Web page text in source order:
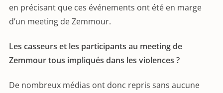
en précisant que ces événements ont été en marge
d’un meeting de Zemmour.
Les casseurs et les participants au meeting de
Zemmour tous impliqués dans les violences ?
De nombreux médias ont donc repris sans aucune